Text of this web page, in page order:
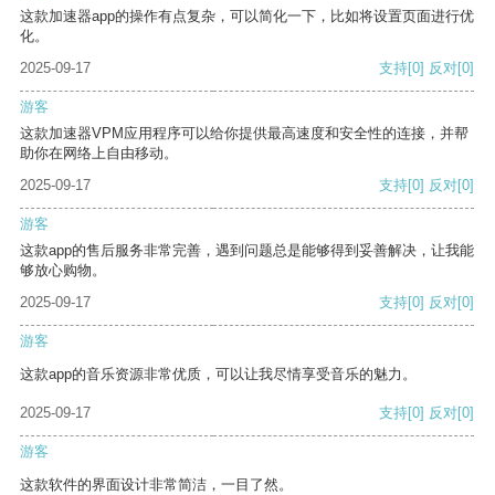
这款加速器app的操作有点复杂，可以简化一下，比如将设置页面进行优
化。
2025-09-17
支持[0] 反对[0]
游客
这款加速器VPM应用程序可以给你提供最高速度和安全性的连接，并帮
助你在网络上自由移动。
2025-09-17
支持[0] 反对[0]
游客
这款app的售后服务非常完善，遇到问题总是能够得到妥善解决，让我能
够放心购物。
2025-09-17
支持[0] 反对[0]
游客
这款app的音乐资源非常优质，可以让我尽情享受音乐的魅力。
2025-09-17 支持[0] 反对[0]
游客
这款软件的界面设计非常简洁，一目了然。